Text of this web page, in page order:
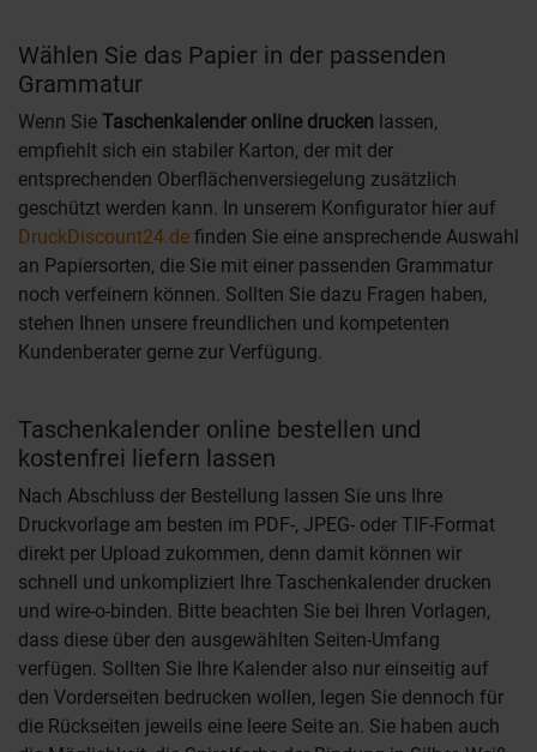
Wählen Sie das Papier in der passenden
Grammatur
Wenn Sie Taschenkalender online drucken lassen,
empfiehlt sich ein stabiler Karton, der mit der
entsprechenden Oberflächenversiegelung zusätzlich
geschützt werden kann. In unserem Konfigurator hier auf
DruckDiscount24.de finden Sie eine ansprechende Auswahl
an Papiersorten, die Sie mit einer passenden Grammatur
noch verfeinern können. Sollten Sie dazu Fragen haben,
stehen Ihnen unsere freundlichen und kompetenten
Kundenberater gerne zur Verfügung.
Taschenkalender online bestellen und
kostenfrei liefern lassen
Nach Abschluss der Bestellung lassen Sie uns Ihre
Druckvorlage am besten im PDF-, JPEG- oder TIF-Format
direkt per Upload zukommen, denn damit können wir
schnell und unkompliziert Ihre Taschenkalender drucken
und wire-o-binden. Bitte beachten Sie bei Ihren Vorlagen,
dass diese über den ausgewählten Seiten-Umfang
verfügen. Sollten Sie Ihre Kalender also nur einseitig auf
den Vorderseiten bedrucken wollen, legen Sie dennoch für
die Rückseiten jeweils eine leere Seite an. Sie haben auch